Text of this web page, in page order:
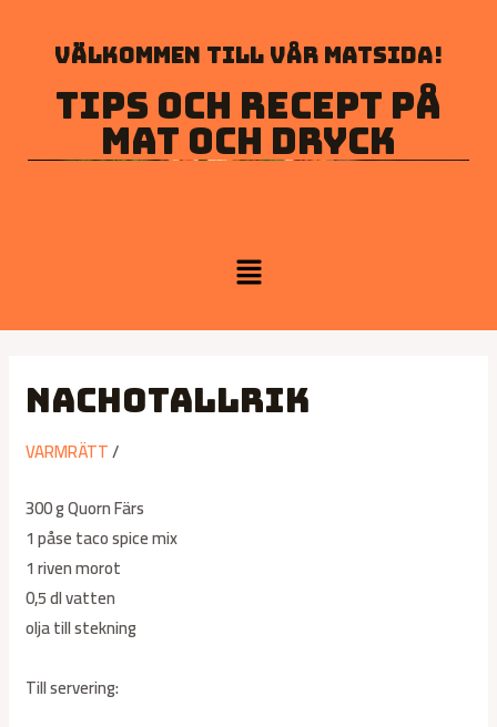
Välkommen till vår matsida!
Tips och recept på
mat och dryck
Nachotallrik
VARMRÄTT/
300 g Quorn Färs
1 påse taco spice mix
1 riven morot
0,5 dl vatten
olja till stekning
Till servering: